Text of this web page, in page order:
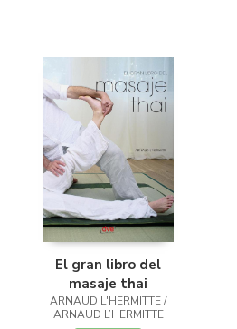
El gran libro del
masaje thai
ARNAUD L'HERMITTE /
ARNAUD L’HERMITTE